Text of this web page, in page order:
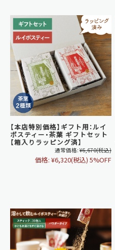
【本店特別価格】ギフト用：ルイ
ボスティー・茶葉 ギフトセット
【箱入りラッピング済】
通常価格: ¥6,670(税込)
価格: ¥6,320(税込) 5%OFF